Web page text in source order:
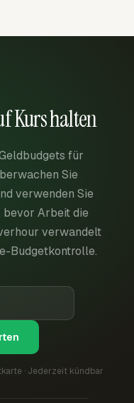
Kurs halten
für
Sie
verwenden Sie
bevor Arbeit die
verwandelt
Budgetkontrolle.
· Jederzeit kündbar